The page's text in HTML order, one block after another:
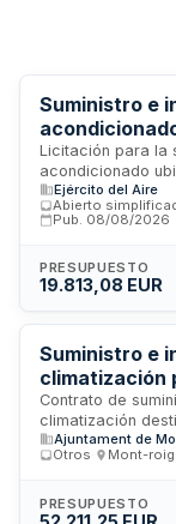
Suministro e
Centro de
Armadas
Licitación para la
acondicionado
Estado Mayor del
Fuerzas Armadas
desinstalación
noventa días. La
todas las
Ejército del Aire
Abierto
Pub. 08/08/2026
PRESUPUESTO
19.813,08 EUR
Suministro e
climatización
Polivalente
Contrato de
climatización
Polivalente de
actualmente
el correcto
Ajuntament de
Otros
Mont-
PRESUPUESTO